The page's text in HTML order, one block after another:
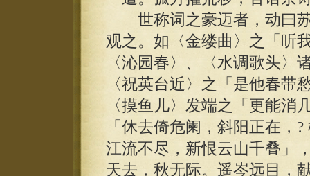
世称词之豪迈者，动曰苏
观之。如〈金缕曲〉之「听
〈沁园春〉、〈水调歌头〉
〈祝英台近〉之「是他春带
〈摸鱼儿〉发端之「更能消
「休去倚危阑，斜阳正在，
江流不尽，新恨云山千叠」
天去，秋无际。遥岑远目，